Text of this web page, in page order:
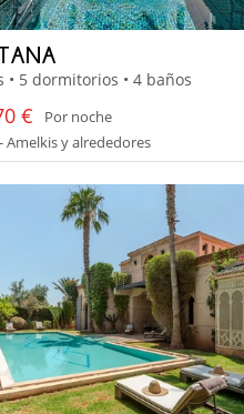
• 5 dormitorios • 4 baños
€
Por noche
y alrededores